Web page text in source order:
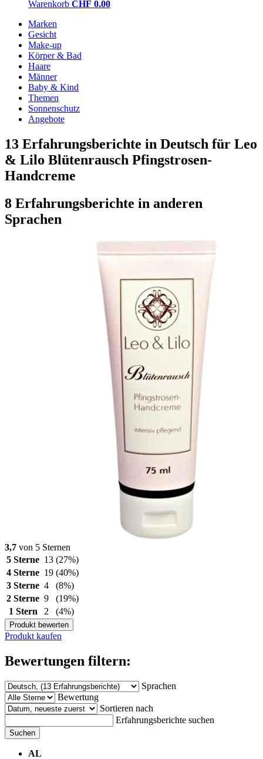
Warenkorb CHF 0.00
Marken
Gesicht
Make-up
Körper & Bad
Haare
Männer
Baby & Kind
Themen
Sonnenschutz
Angebote
13 Erfahrungsberichte in Deutsch für Leo
& Lilo Blütenrausch Pfingstrosen-
Handcreme
8 Erfahrungsberichte in anderen
Sprachen
3,7 von 5 Sternen
5 Sterne 13 (27%)
4 Sterne 19 (40%)
3 Sterne 4
(8%)
2 Sterne 9
(19%)
1 Stern
2 (4%)
Produkt bewerten
Produkt kaufen
Bewertungen filtern:
Sprachen
Bewertung
Sortieren nach
Erfahrungsberichte suchen
Suchen
AL